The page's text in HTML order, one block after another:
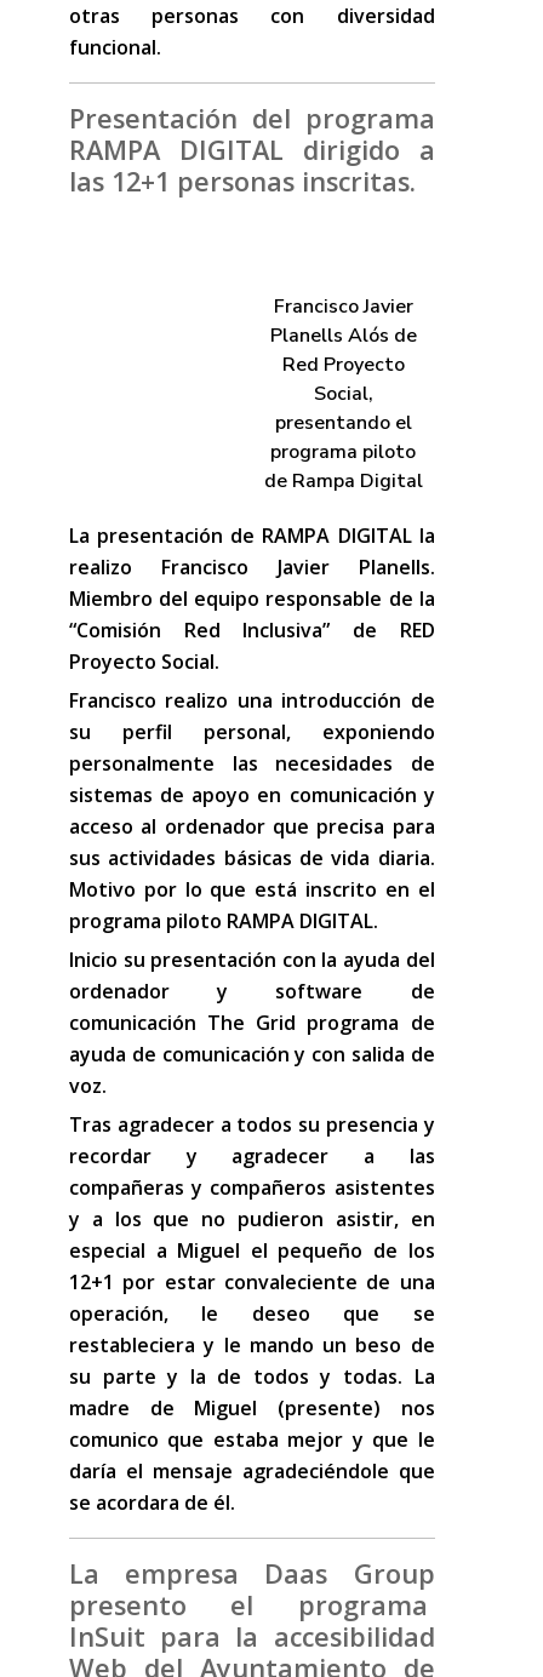
otras personas con diversidad
funcional.
Presentación del programa
RAMPA DIGITAL dirigido a
las 12+1 personas inscritas.
Francisco Javier
Planells Alós de
Red Proyecto
Social,
presentando el
programa piloto
de Rampa Digital
La presentación de RAMPA DIGITAL la
realizo Francisco Javier Planells.
Miembro del equipo responsable de la
“Comisión Red Inclusiva” de RED
Proyecto Social.
Francisco realizo una introducción de
su perfil personal, exponiendo
personalmente las necesidades de
sistemas de apoyo en comunicación y
acceso al ordenador que precisa para
sus actividades básicas de vida diaria.
Motivo por lo que está inscrito en el
programa piloto RAMPA DIGITAL.
Inicio su presentación con la ayuda del
ordenador y software de
comunicación The Grid programa de
ayuda de comunicación y con salida de
voz.
Tras agradecer a todos su presencia y
recordar y agradecer a las
compañeras y compañeros asistentes
y a los que no pudieron asistir, en
especial a Miguel el pequeño de los
12+1 por estar convaleciente de una
operación, le deseo que se
restableciera y le mando un beso de
su parte y la de todos y todas. La
madre de Miguel (presente) nos
comunico que estaba mejor y que le
daría el mensaje agradeciéndole que
se acordara de él.
La empresa Daas Group
presento el programa
InSuit para la accesibilidad
Web del Ayuntamiento de